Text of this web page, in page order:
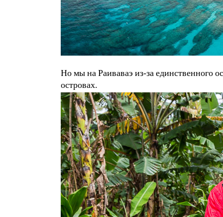
Но мы на Раиваваэ из-за единственного
островах.